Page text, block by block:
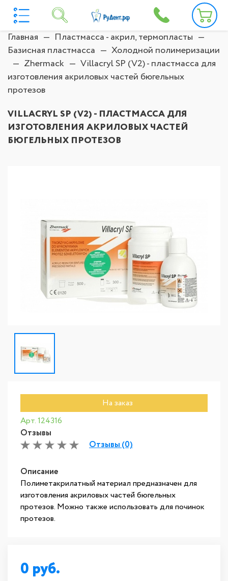
Главная
Пластмасса - акрил, термопласты
Базисная пластмасса
Холодной полимеризации
Zhermack
Villacryl SP (V2) - пластмасса для
изготовления акриловых частей бюгельных
протезов
VILLACRYL SP (V2) - ПЛАСТМАССА ДЛЯ
ИЗГОТОВЛЕНИЯ АКРИЛОВЫХ ЧАСТЕЙ
БЮГЕЛЬНЫХ ПРОТЕЗОВ
На заказ
Арт. 124316
Отзывы
Отзывы (0)
Описание
Полиметакрилатный материал предназначен для
изготовления акриловых частей бюгельных
протезов. Можно также использовать для починок
протезов.
0